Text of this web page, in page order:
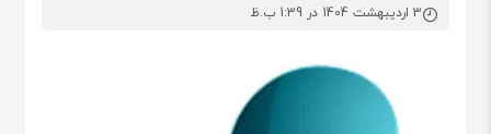
3 اردیبهشت 1404 در 1:39 ب.ظ